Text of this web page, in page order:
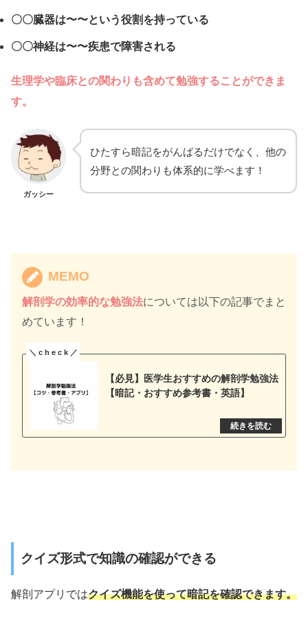
〇〇臓器は〜〜という役割を持っている
〇〇神経は〜〜疾患で障害される
生理学や臨床との関わりも含めて勉強することができま
す。
ガッシー
ひたすら暗記をがんばるだけでなく、他の
分野との関わりも体系的に学べます！
MEMO
解剖学の効率的な勉強法については以下の記事でまと
めています！
【必見】医学生おすすめの解剖学勉強法
【暗記・おすすめ参考書・英語】
クイズ形式で知識の確認ができる
解剖アプリではクイズ機能を使って暗記を確認できます。